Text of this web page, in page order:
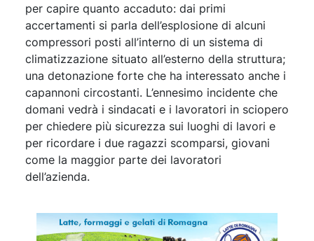
per capire quanto accaduto: dai primi
accertamenti si parla dell’esplosione di alcuni
compressori posti all’interno di un sistema di
climatizzazione situato all’esterno della struttura;
una detonazione forte che ha interessato anche i
capannoni circostanti. L’ennesimo incidente che
domani vedrà i sindacati e i lavoratori in sciopero
per chiedere più sicurezza sui luoghi di lavori e
per ricordare i due ragazzi scomparsi, giovani
come la maggior parte dei lavoratori
dell’azienda.